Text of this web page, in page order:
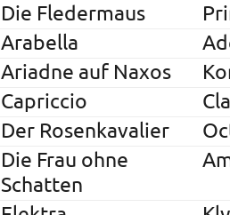
Die Fledermaus
Arabella
Ariadne auf Naxos
Capriccio
Der Rosenkavalier
Die Frau ohne
Schatten